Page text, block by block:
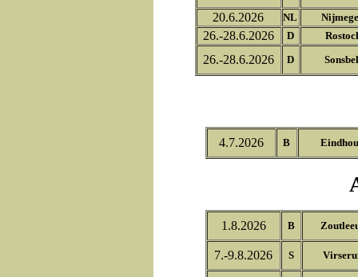
20.6.2026 NL
26.-28.6.2026 D
26.-28.6.2026 D
4.7.2026 B
1.8.2026 B
7.-9.8.2026 S